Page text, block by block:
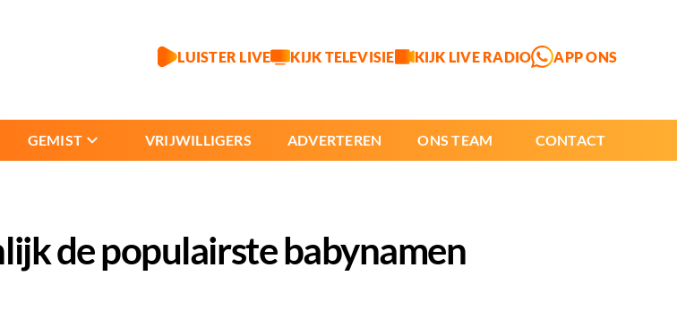
LUISTER LIVE KIJK TELEVISIE KIJK LIVE RADIO APP ONS
GEMIST VRIJWILLIGERS ADVERTEREN ONS TEAM CONTACT
de populairste babynamen